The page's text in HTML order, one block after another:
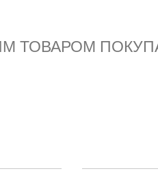
ТОВАРОМ